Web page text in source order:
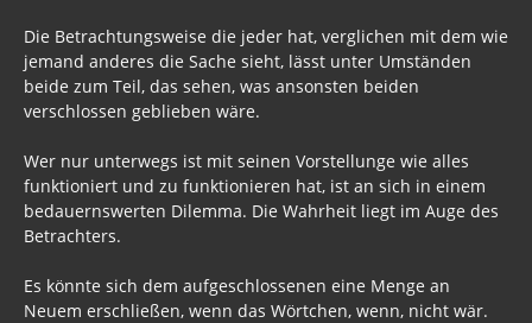
jemand anderes die Sache sieht, lässt unter Umständen
beide zum Teil, das sehen, was ansonsten beiden
verschlossen geblieben wäre.
funktioniert und zu funktionieren hat, ist an sich in einem
bedauernswerten Dilemma. Die Wahrheit liegt im Auge des
Betrachters.
Neuem erschließen, wenn das Wörtchen, wenn, nicht wär.
Anstelle von dem zu profitieren was eine Weiterentwicklung